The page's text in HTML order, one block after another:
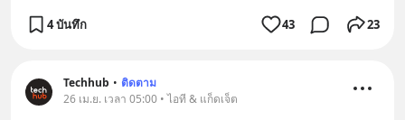
4 บันทึก 43 23
Techhub • ติดตาม
26 เม.ย. เวลา 05:00 • ไอที & แก็ดเจ็ต